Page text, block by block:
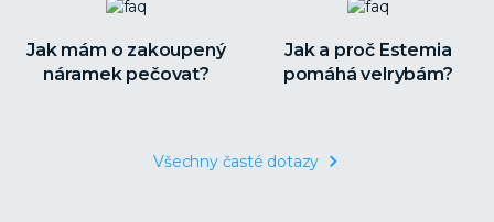
Jak mám o zakoupený
náramek pečovat?
Jak a proč Estemia
pomáhá velrybám?
Všechny časté dotazy